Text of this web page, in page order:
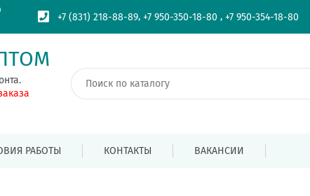
+7 (831) 218-88-89,+7 950-350-18-80 ,+7 950-354-18-80
РАБОТЫ КОНТАКТЫ ВАКАНСИИ